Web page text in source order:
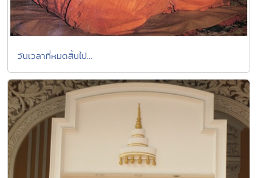
วันเวลาที่หมดสิ้นไป...